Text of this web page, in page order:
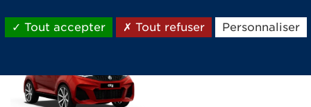
CONFIGUREZ
Tout accepter Tout refuser Personnaliser